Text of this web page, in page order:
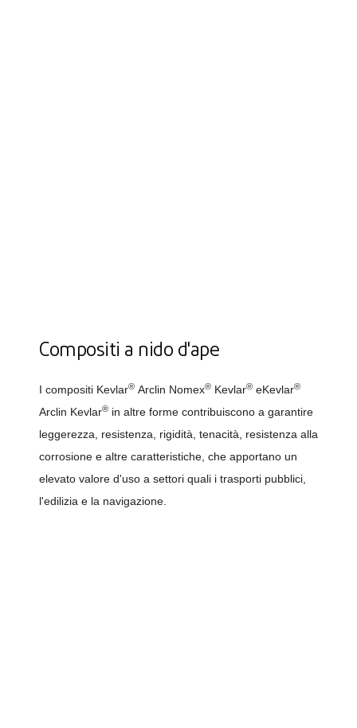
Compositi a nido d'ape
I compositi Kevlar® Arclin Nomex® Kevlar® eKevlar®
Arclin Kevlar® in altre forme contribuiscono a garantire
leggerezza, resistenza, rigidità, tenacità, resistenza alla
corrosione e altre caratteristiche, che apportano un
elevato valore d'uso a settori quali i trasporti pubblici,
l'edilizia e la navigazione.